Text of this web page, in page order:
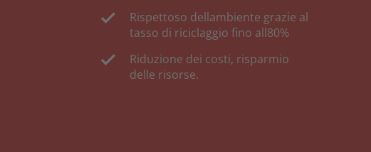
Rispettoso dellambiente grazie al
tasso di riciclaggio fino all80%
Riduzione dei costi, risparmio
delle risorse.